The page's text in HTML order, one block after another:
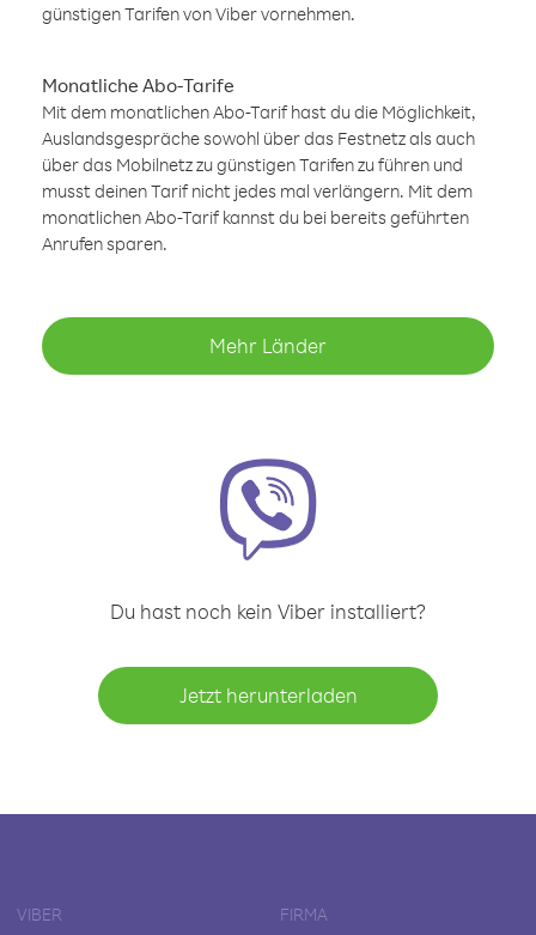
günstigen Tarifen von Viber vornehmen.
Monatliche Abo-Tarife
Mit dem monatlichen Abo-Tarif hast du die Möglichkeit,
Auslandsgespräche sowohl über das Festnetz als auch
über das Mobilnetz zu günstigen Tarifen zu führen und
musst deinen Tarif nicht jedes mal verlängern. Mit dem
monatlichen Abo-Tarif kannst du bei bereits geführten
Anrufen sparen.
Mehr Länder
Du hast noch kein Viber installiert?
Jetzt herunterladen
VIBER FIRMA